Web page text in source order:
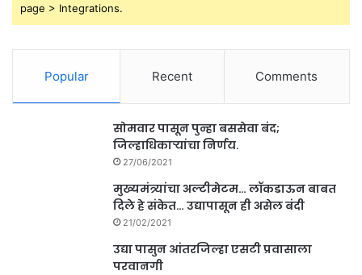
page > Integrations.
Popular Recent Comments
सोमवार पासून पुन्हा बससेवा बंद;
जिल्हाधिकाऱ्यांचा निर्णय.
27/06/2021
मुख्यमंत्र्यांचा अल्टीमेटम… लॉकडाऊन बाबत
दिले हे संकेत… उद्यापासून ही असेल बंदी
21/02/2021
उद्या पासुन आंतरजिल्हा एसटी प्रवासाला
परवानगी